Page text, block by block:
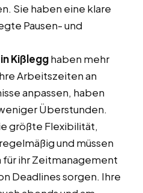
Sie haben eine klare
Pausen- und
Kißlegghaben mehr
Arbeitszeiten an
anpassen, haben
Überstunden.
größte Flexibilität,
und müssen
ihr Zeitmanagement
Deadlines sorgen. Ihre